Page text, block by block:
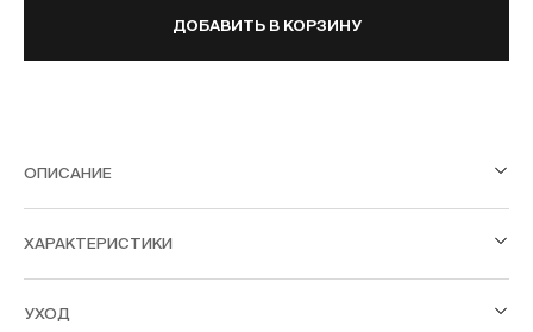
ДОБАВИТЬ В КОРЗИНУ
ОПИСАНИЕ
ХАРАКТЕРИСТИКИ
УХОД